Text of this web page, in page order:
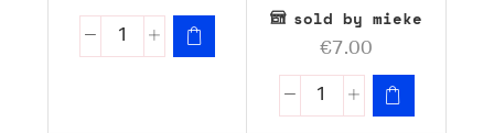
sold by mieke
€7.00